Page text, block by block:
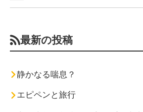
最新の投稿
静かなる喘息？
エピペンと旅行